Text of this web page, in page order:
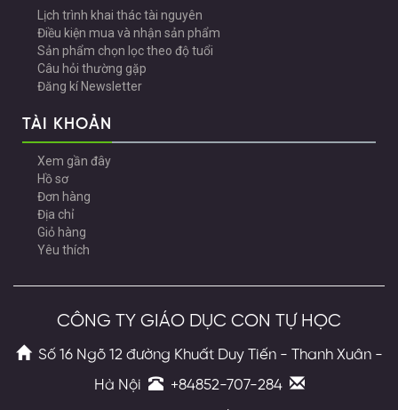
Lịch trình khai thác tài nguyên
Điều kiện mua và nhận sản phẩm
Sản phẩm chọn lọc theo độ tuổi
Câu hỏi thường gặp
Đăng kí Newsletter
TÀI KHOẢN
Xem gần đây
Hồ sơ
Đơn hàng
Địa chỉ
Giỏ hàng
Yêu thích
CÔNG TY GIÁO DỤC CON TỰ HỌC
Số 16 Ngõ 12 đường Khuất Duy Tiến - Thanh Xuân -
Hà Nội
+84852-707-284